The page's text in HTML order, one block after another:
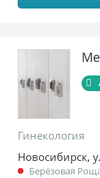
Гинекология
Новосибирск,
Берёзовая